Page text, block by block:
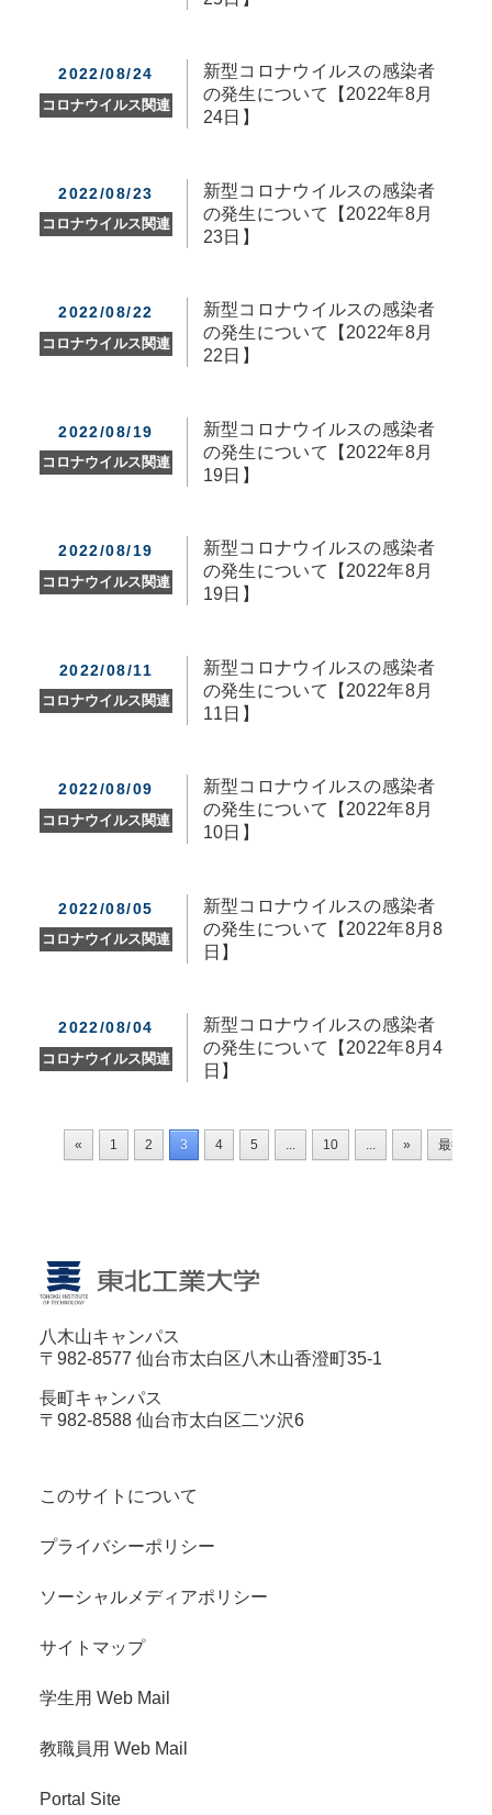
2022/08/24
コロナウイルス関連
新型コロナウイルスの感染者
の発生について【2022年8月
24日】
2022/08/23
コロナウイルス関連
新型コロナウイルスの感染者
の発生について【2022年8月
23日】
2022/08/22
コロナウイルス関連
新型コロナウイルスの感染者
の発生について【2022年8月
22日】
2022/08/19
コロナウイルス関連
新型コロナウイルスの感染者
の発生について【2022年8月
19日】
2022/08/19
コロナウイルス関連
新型コロナウイルスの感染者
の発生について【2022年8月
19日】
2022/08/11
コロナウイルス関連
新型コロナウイルスの感染者
の発生について【2022年8月
11日】
2022/08/09
コロナウイルス関連
新型コロナウイルスの感染者
の発生について【2022年8月
10日】
2022/08/05
コロナウイルス関連
新型コロナウイルスの感染者
の発生について【2022年8月8
日】
2022/08/04
コロナウイルス関連
新型コロナウイルスの感染者
の発生について【2022年8月4
日】
« 1 2 3 4 5 ... 10 ... » 最後 »
八木山キャンパス
〒982-8577 仙台市太白区八木山香澄町35-1
長町キャンパス
〒982-8588 仙台市太白区二ツ沢6
このサイトについて
プライバシーポリシー
ソーシャルメディアポリシー
サイトマップ
学生用 Web Mail
教職員用 Web Mail
Portal Site